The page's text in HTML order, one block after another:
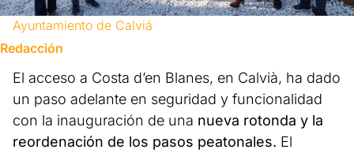
Ayuntamiento de Calviá
Redacción
El acceso a Costa d’en Blanes, en Calvià, ha dado
un paso adelante en seguridad y funcionalidad
con la inauguración de una nueva rotonda y la
reordenación de los pasos peatonales. El